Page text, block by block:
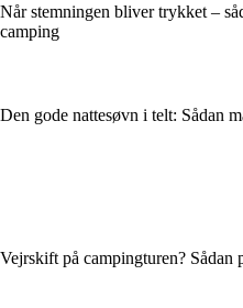
Når stemningen bliver trykket –
camping
Den gode nattesøvn i telt: Sådan
Vejrskift på campingturen?